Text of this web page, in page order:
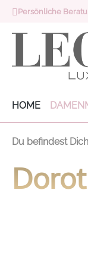
Hauptinhalt
Zur Suche springen
Zur
Persönliche
HOME
Du befindest